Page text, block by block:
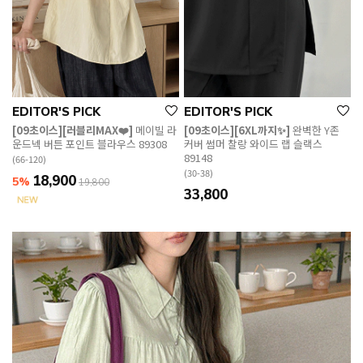
EDITOR'S PICK
[09초이스][러블리MAX❤️] 메이빌 라
운드넥 버튼 포인트 블라우스 89308
(66-120)
5% 18,900 19,800
EDITOR'S PICK
[09초이스][6XL까지✨] 완벽한 Y존
커버 썸머 찰랑 와이드 랩 슬랙스
89148
(30-38)
33,800